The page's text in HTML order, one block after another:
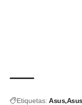
Etiquetas: Asus